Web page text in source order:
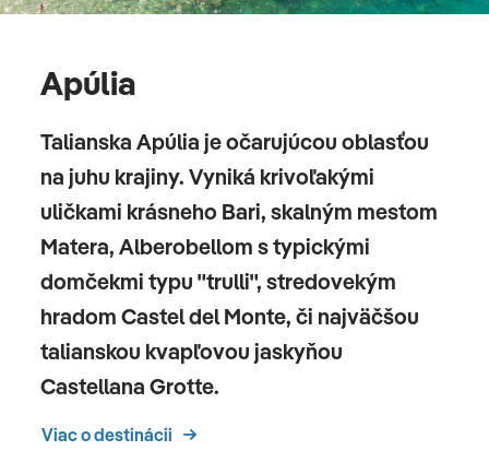
Apúlia
Talianska Apúlia je očarujúcou oblasťou
na juhu krajiny. Vyniká krivoľakými
uličkami krásneho Bari, skalným mestom
Matera, Alberobellom s typickými
domčekmi typu "trulli", stredovekým
hradom Castel del Monte, či najväčšou
talianskou kvapľovou jaskyňou
Castellana Grotte.
Viac o destinácii